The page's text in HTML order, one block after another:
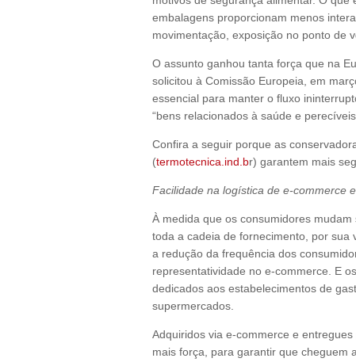
embalagens proporcionam menos
movimentação, exposição no ponto de
O assunto ganhou tanta força que na
solicitou à Comissão Europeia, em
essencial para manter o fluxo
“bens relacionados à saúde e
Confira a seguir porque as
(termotecnica.ind.br) garantem mais
Facilidade na logística de e-commerce
À medida que os consumidores
toda a cadeia de fornecimento, por sua
a redução da frequência dos
representatividade no e-commerce. E
dedicados aos estabelecimentos de
supermercados.
Adquiridos via e-commerce e
mais força, para garantir que cheguem